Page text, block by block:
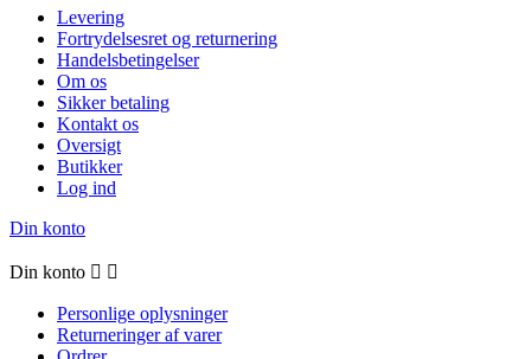
Levering
Fortrydelsesret og returnering
Handelsbetingelser
Om os
Sikker betaling
Kontakt os
Oversigt
Butikker
Log ind
Din konto
Din konto  
Personlige oplysninger
Returneringer af varer